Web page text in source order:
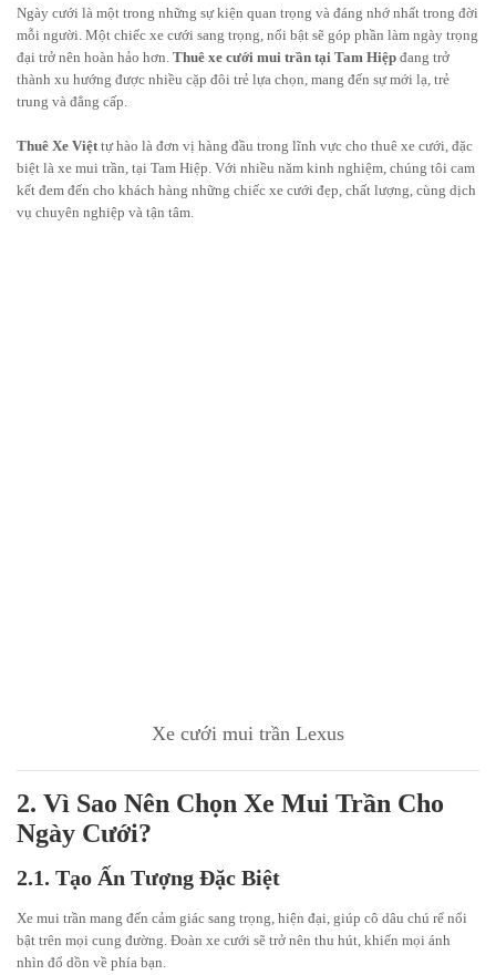
Ngày cưới là một trong những sự kiện quan trọng và đáng nhớ nhất trong đời
mỗi người. Một chiếc xe cưới sang trọng, nổi bật sẽ góp phần làm ngày trọng
đại trở nên hoàn hảo hơn. Thuê xe cưới mui trần tại Tam Hiệp đang trở
thành xu hướng được nhiều cặp đôi trẻ lựa chọn, mang đến sự mới lạ, trẻ
trung và đẳng cấp.
Thuê Xe Việttự hào là đơn vị hàng đầu trong lĩnh vực cho thuê xe cưới, đặc
biệt là xe mui trần, tại Tam Hiệp. Với nhiều năm kinh nghiệm, chúng tôi cam
kết đem đến cho khách hàng những chiếc xe cưới đẹp, chất lượng, cùng dịch
vụ chuyên nghiệp và tận tâm.
Xe cưới mui trần Lexus
2. Vì Sao Nên Chọn Xe Mui Trần Cho
Ngày Cưới?
2.1. Tạo Ấn Tượng Đặc Biệt
Xe mui trần mang đến cảm giác sang trọng, hiện đại, giúp cô dâu chú rể nổi
bật trên mọi cung đường. Đoàn xe cưới sẽ trở nên thu hút, khiến mọi ánh
nhìn đổ dồn về phía bạn.